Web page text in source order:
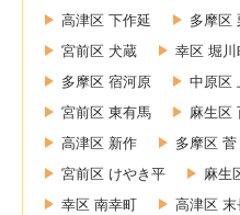
高津区 下作延
多摩区
宮前区 犬蔵
幸区 堀川
多摩区 宿河原
中原区
宮前区 東有馬
麻生区
高津区 新作
多摩区 菅
宮前区 けやき平
麻生
幸区 南幸町
高津区 末